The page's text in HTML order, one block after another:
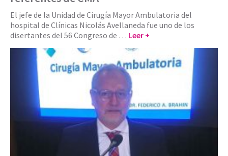
El jefe de la Unidad de Cirugía Mayor Ambulatoria del
hospital de Clínicas Nicolás Avellaneda fue uno de los
disertantes del 56 Congreso de … Leer +